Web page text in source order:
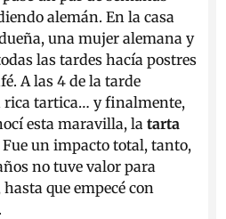
alemán. En la casa
una mujer alemana y
las tardes hacía postres
A las 4 de la tarde
rica tartica… y finalmente,
esta maravilla, latarta
Fue un impacto total, tanto,
no tuve valor para
que empecé con